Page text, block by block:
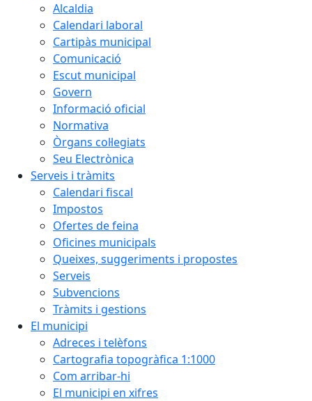
Alcaldia
Calendari laboral
Cartipàs municipal
Comunicació
Escut municipal
Govern
Informació oficial
Normativa
Òrgans col·legiats
Seu Electrònica
Serveis i tràmits
Calendari fiscal
Impostos
Ofertes de feina
Oficines municipals
Queixes, suggeriments i propostes
Serveis
Subvencions
Tràmits i gestions
El municipi
Adreces i telèfons
Cartografia topogràfica 1:1000
Com arribar-hi
El municipi en xifres